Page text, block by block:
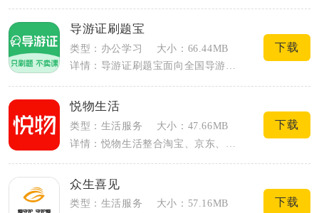
导游证刷题宝
类型：办公学习
大小：66.44MB
详情：导游证刷题宝面向全国导游资格证笔试、面试考生打造纯刷题备考工具，坚持只提供题...
下载
悦物生活
类型：生活服务
大小：47.66MB
下载
众生喜见
类型：生活服务
大小：57.16MB
下载